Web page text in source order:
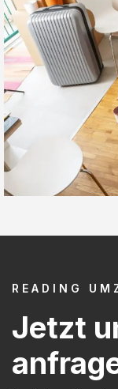
READING
Jetzt